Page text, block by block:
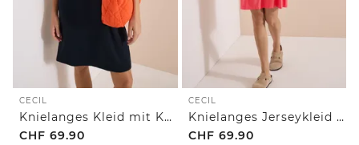
CECIL
Knielanges Kleid mit Knotendetail
CHF 69.90
CECIL
Knielanges Jerseykleid mit V-Neck
CHF 69.90